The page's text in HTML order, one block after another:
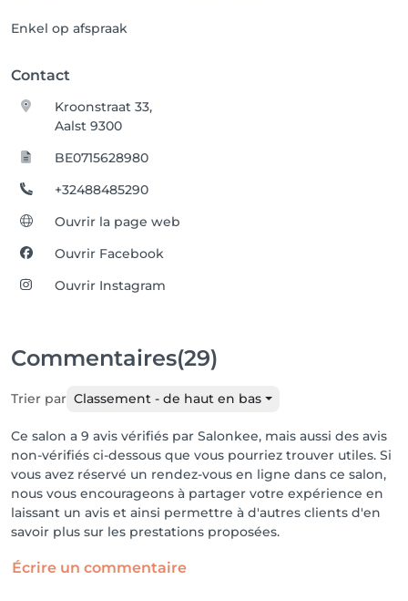
Enkel op afspraak
Contact
Kroonstraat 33,
Aalst 9300
BE0715628980
+32488485290
Ouvrir la page web
Ouvrir Facebook
Ouvrir Instagram
Commentaires(29)
Trier par Classement - de haut en bas
Ce salon a 9 avis vérifiés par Salonkee, mais aussi des avis
non-vérifiés ci-dessous que vous pourriez trouver utiles. Si
vous avez réservé un rendez-vous en ligne dans ce salon,
nous vous encourageons à partager votre expérience en
laissant un avis et ainsi permettre à d'autres clients d'en
savoir plus sur les prestations proposées.
Écrire un commentaire